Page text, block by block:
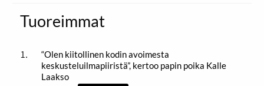
Tuoreimmat
“Olen kiitollinen kodin avoimesta
keskusteluilmapiiristä”, kertoo papin poika Kalle
Laakso